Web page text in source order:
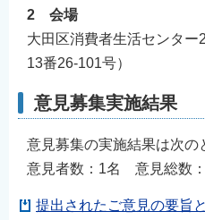
2 会場
大田区消費者生活センター
13番26-101号）
意見募集実施結果
意見募集の実施結果は次の
意見者数：1名 意見総数
提出されたご意見の要旨